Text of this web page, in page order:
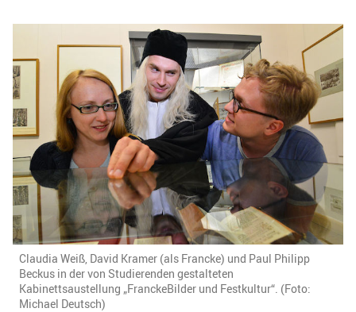
Claudia Weiß, David Kramer (als Francke) und Paul Philipp
Beckus in der von Studierenden gestalteten
Kabinettsaustellung „FranckeBilder und Festkultur“. (Foto:
Michael Deutsch)